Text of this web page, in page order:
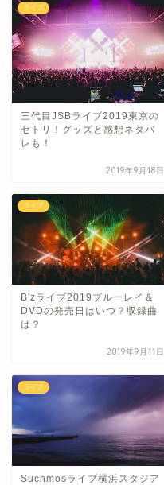
ライブ
三代目JSBライブ2019東京の
セトリ！グッズと感想ネタバ
レも！
2019年9月18日
ライブ
B'zライブ2019ブルーレイ＆
DVDの発売日はいつ？収録曲
は？
2019年9月11日
ライブ
Suchmosライブ横浜スタジア